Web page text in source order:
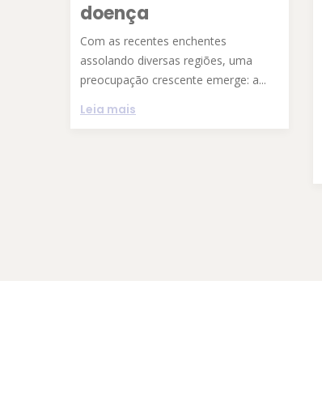
doença
Com as recentes enchentes
assolando diversas regiões, uma
preocupação crescente emerge: a...
Leia mais